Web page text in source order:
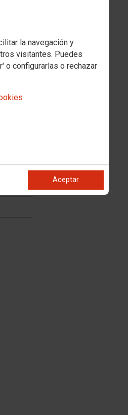
la navegación y
visitantes. Puedes
o configurarlas o rechazar
Aceptar
el